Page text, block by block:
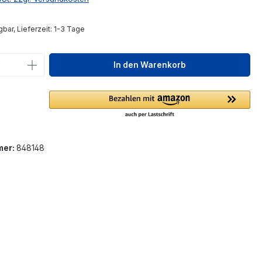
Lieferzeit: 1-3 Tage
Anzahl: Gib den gewünschten Wert
In den Warenkorb
848148